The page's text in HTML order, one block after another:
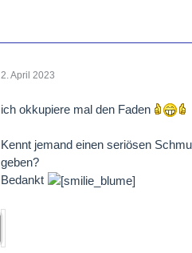
2. April 2023
ich okkupiere mal den Faden
Kennt jemand einen seriösen
geben?
Bedankt